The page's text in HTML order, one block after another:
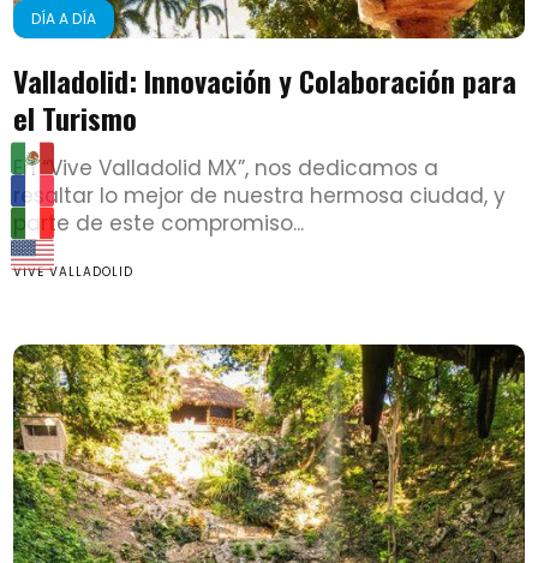
DÍA A DÍA
Valladolid: Innovación y Colaboración para
el Turismo
En “Vive Valladolid MX”, nos dedicamos a
resaltar lo mejor de nuestra hermosa ciudad, y
parte de este compromiso...
VIVE VALLADOLID